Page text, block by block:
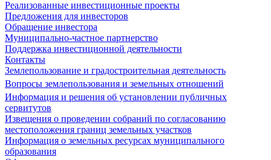
Реализованные инвестиционные проекты
Предложения для инвесторов
Обращение инвестора
Муниципально-частное партнерство
Поддержка инвестиционной деятельности
Контакты
Землепользование и градостроительная деятельность
Вопросы землепользования и земельных отношений
Информация и решения об установлении публичных
сервитутов
Извещения о проведении собраний по согласованию
местоположения границ земельных участков
Информация о земельных ресурсах муниципального
образования